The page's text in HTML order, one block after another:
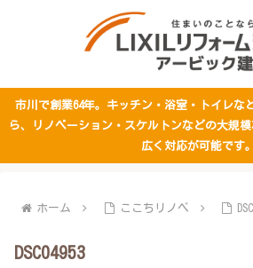
市川で創業64年。キッチン・浴室・トイレな
ら、リノベーション・スケルトンなどの大規
広く対応が可能です。
ホーム ここちリノベ
DSC04953